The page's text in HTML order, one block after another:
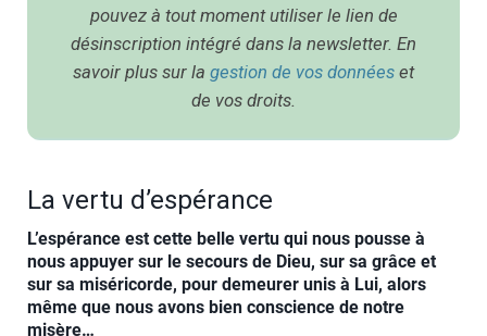
pouvez à tout moment utiliser le lien de
désinscription intégré dans la newsletter. En
savoir plus sur la gestion de vos données et
de vos droits.
La vertu d’espérance
L’espérance est cette belle vertu qui nous pousse à
nous appuyer sur le secours de Dieu, sur sa grâce et
sur sa miséricorde, pour demeurer unis à Lui, alors
même que nous avons bien conscience de notre
misère…